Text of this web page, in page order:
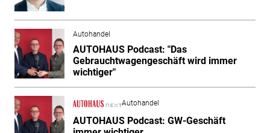
Autohandel
AUTOHAUS Podcast: "Das
Gebrauchtwagengeschäft wird immer
wichtiger"
Autohandel
AUTOHAUS Podcast: GW-Geschäft